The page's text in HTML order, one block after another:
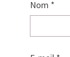
Nom *